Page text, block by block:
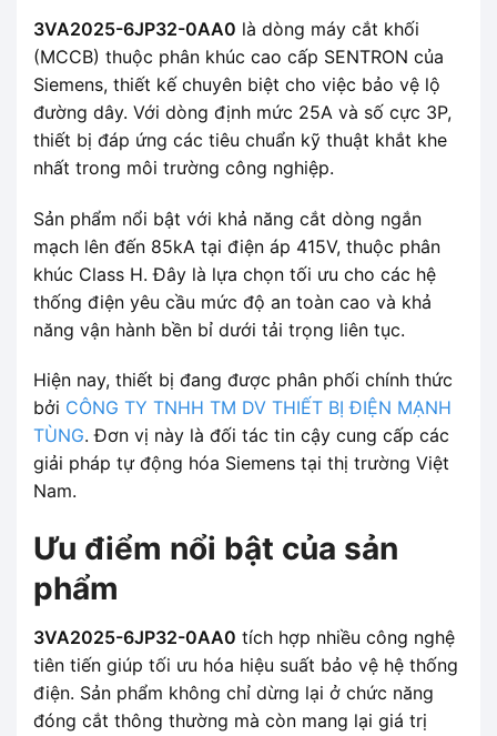
3VA2025-6JP32-0AA0 là dòng máy cắt khối
(MCCB) thuộc phân khúc cao cấp SENTRON của
Siemens, thiết kế chuyên biệt cho việc bảo vệ lộ
đường dây. Với dòng định mức 25A và số cực 3P,
thiết bị đáp ứng các tiêu chuẩn kỹ thuật khắt khe
nhất trong môi trường công nghiệp.
Sản phẩm nổi bật với khả năng cắt dòng ngắn
mạch lên đến 85kA tại điện áp 415V, thuộc phân
khúc Class H. Đây là lựa chọn tối ưu cho các hệ
thống điện yêu cầu mức độ an toàn cao và khả
năng vận hành bền bỉ dưới tải trọng liên tục.
Hiện nay, thiết bị đang được phân phối chính thức
bởi CÔNG TY TNHH TM DV THIẾT BỊ ĐIỆN MẠNH
TÙNG. Đơn vị này là đối tác tin cậy cung cấp các
giải pháp tự động hóa Siemens tại thị trường Việt
Nam.
Ưu điểm nổi bật của sản
phẩm
3VA2025-6JP32-0AA0 tích hợp nhiều công nghệ
tiên tiến giúp tối ưu hóa hiệu suất bảo vệ hệ thống
điện. Sản phẩm không chỉ dừng lại ở chức năng
đóng cắt thông thường mà còn mang lại giá trị